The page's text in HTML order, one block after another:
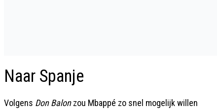
Naar Spanje
Volgens Don Balonzou Mbappé zo snel mogelijk willen